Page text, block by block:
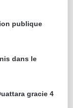
publique
dans le
gracie 4